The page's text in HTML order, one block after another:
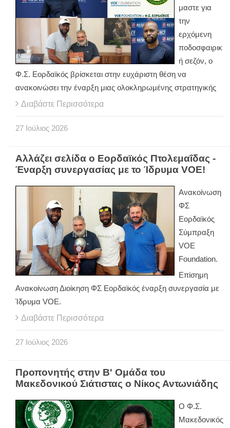
μαστε για
την
ερχόμενη
ποδοσφαιρικ
ή σεζόν, ο
Φ.Σ. Εορδαϊκός βρίσκεται στην ευχάριστη θέση να
ανακοινώσει την έναρξη μιας ολοκληρωμένης στρατηγικής
Διαβάστε Περισσότερα
27 Ιούλιος 2026
Αλλάζει σελίδα ο Εορδαϊκός Πτολεμαΐδας -
Έναρξη συνεργασίας με το Ίδρυμα VOE!
Ανακοίνωση
ΦΣ
Εορδαϊκός
Σύμπραξη
VOE
Foundation.
Επίσημη
Ανακοίνωση Διοίκηση ΦΣ Εορδαϊκός έναρξη συνεργασία με
Ίδρυμα VOE.
Διαβάστε Περισσότερα
27 Ιούλιος 2026
Προπονητής στην Β' Ομάδα του
Μακεδονικού Σιάτιστας ο Νίκος Αντωνιάδης
Ο Φ.Σ.
Μακεδονικός